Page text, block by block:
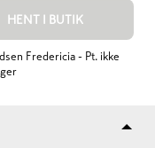
HENT I BUTIK
Fredericia - Pt. ikke